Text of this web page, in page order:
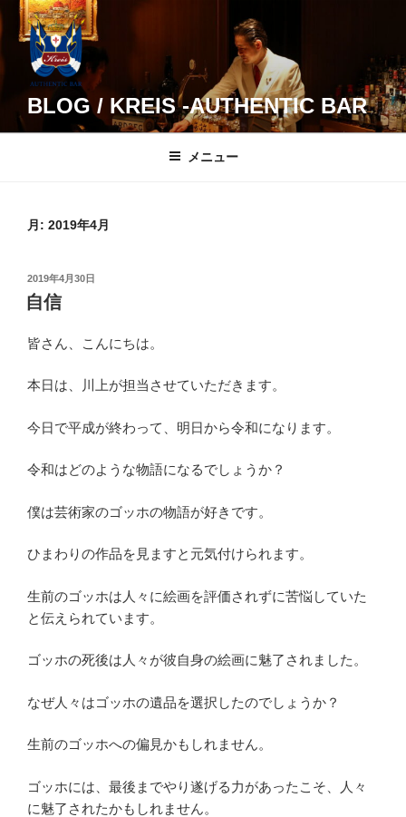
コ
BLOG / KREIS -AUTHENTIC BAR
メニュー
月: 2019年4月
投
稿
日:
2019年4月30日
自信
皆さん、こんにちは。
本日は、川上が担当させていただきます。
今日で平成が終わって、明日から令和になります。
令和はどのような物語になるでしょうか？
僕は芸術家のゴッホの物語が好きです。
ひまわりの作品を見ますと元気付けられます。
生前のゴッホは人々に絵画を評価されずに苦悩していた
と伝えられています。
ゴッホの死後は人々が彼自身の絵画に魅了されました。
なぜ人々はゴッホの遺品を選択したのでしょうか？
生前のゴッホへの偏見かもしれません。
ゴッホには、最後までやり遂げる力があったこそ、人々
に魅了されたかもしれません。